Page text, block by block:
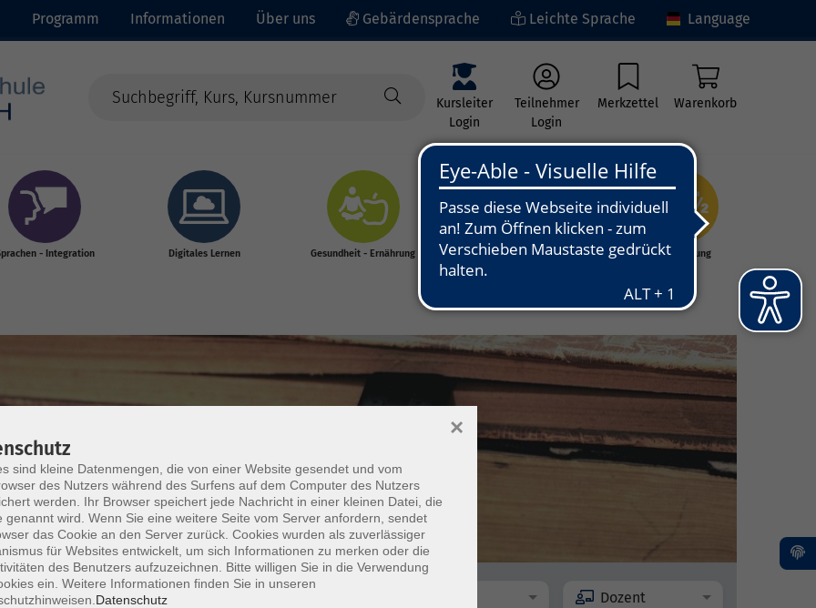
Programm Informationen Über uns Gebärdensprache Leichte Sprache Language
Kursleiter
Login
Teilnehmer
Login
Merkzettel Warenkorb
- Integration Digitales Lernen Gesundheit - Ernährung
Kunst - Kultur -
Grundbildung
/ PC-Technik
Wochentage Dozent
sind kleine Datenmengen, die von einer Website gesendet und vom
des Nutzers während des Surfens auf dem Computer des Nutzers
werden. Ihr Browser speichert jede Nachricht in einer kleinen Datei, die
genannt wird. Wenn Sie eine weitere Seite vom Server anfordern, sendet
das Cookie an den Server zurück. Cookies wurden als zuverlässiger
für Websites entwickelt, um sich Informationen zu merken oder die
des Benutzers aufzuzeichnen. Bitte willigen Sie in die Verwendung
ein. Weitere Informationen finden Sie in unseren
Datenschutz
×